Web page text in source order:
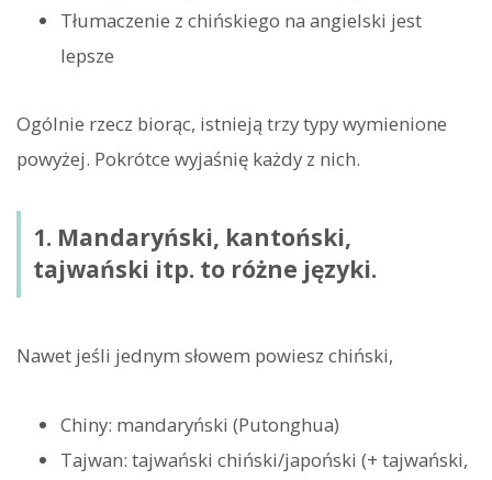
Tłumaczenie z chińskiego na angielski jest
lepsze
Ogólnie rzecz biorąc, istnieją trzy typy wymienione
powyżej. Pokrótce wyjaśnię każdy z nich.
1. Mandaryński, kantoński,
tajwański itp. to różne języki.
Nawet jeśli jednym słowem powiesz chiński,
Chiny: mandaryński (Putonghua)
Tajwan: tajwański chiński/japoński (+ tajwański,